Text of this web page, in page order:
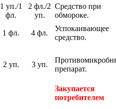
1 уп./1
фл.
2 фл./2
уп.
Средство при
обмороке.
1 фл. 4 фл.
Успокаивающее
средство.
2 уп. 3 уп.
препарат.
Закупается
потребителем